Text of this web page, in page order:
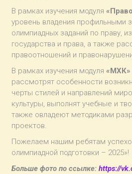
В рамках изучения модуля
уровень владения профильными
олимпиадных заданий по праву,
государства и права, а также
правоотношений и
В рамках изучения модуля«МХК»
рассмотрят особенности
черты стилей и направлений
культуры, выполнят учебные и
также овладеют методиками
проектов.
Пожелаем нашим ребятам
олимпиадной подготовки – 2025»!
Больше фото по ссылке:https://